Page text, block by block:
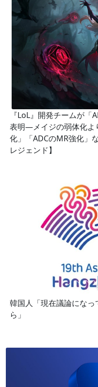
『LoL』開発チームが「
表明―メイジの弱体化よ
化」「ADCのMR強化」
レジェンド】
韓国人「現在議論にな
ら」